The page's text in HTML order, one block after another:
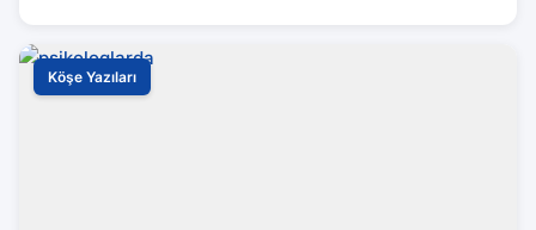
Köşe Yazıları